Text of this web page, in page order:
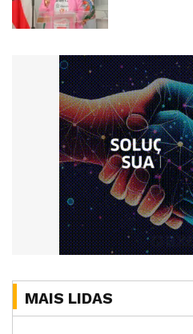
MAIS LIDAS